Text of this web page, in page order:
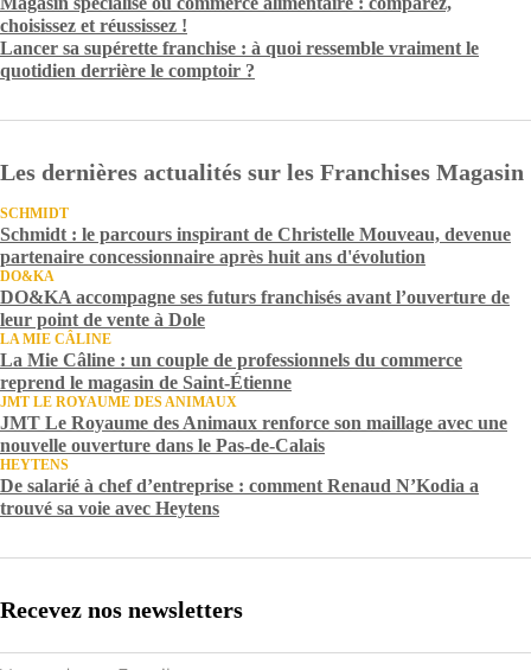
choisissez et réussissez !
Lancer sa supérette franchise : à quoi ressemble vraiment le
quotidien derrière le comptoir ?
Les dernières actualités sur les Franchises Magasin
SCHMIDT
Schmidt : le parcours inspirant de Christelle Mouveau, devenue
partenaire concessionnaire après huit ans d'évolution
DO&KA
DO&KA accompagne ses futurs franchisés avant l’ouverture de
leur point de vente à Dole
LA MIE CÂLINE
La Mie Câline : un couple de professionnels du commerce
reprend le magasin de Saint-Étienne
JMT LE ROYAUME DES ANIMAUX
JMT Le Royaume des Animaux renforce son maillage avec une
nouvelle ouverture dans le Pas-de-Calais
HEYTENS
De salarié à chef d’entreprise : comment Renaud N’Kodia a
trouvé sa voie avec Heytens
Recevez nos newsletters